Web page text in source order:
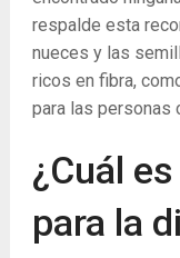
respalde esta
nueces y las
ricos en fibra,
para las personas
¿Cuál
para la